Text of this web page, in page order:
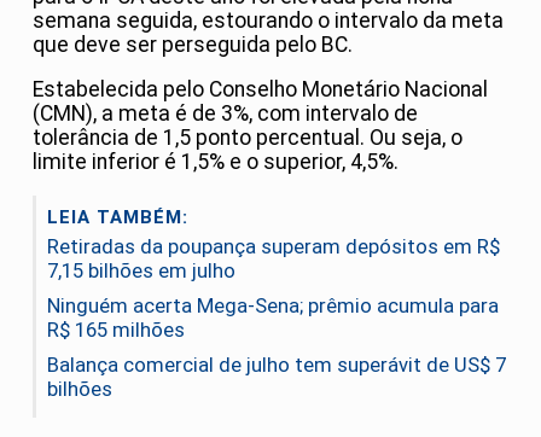
semana seguida, estourando o intervalo da meta
que deve ser perseguida pelo BC.
Estabelecida pelo Conselho Monetário Nacional
(CMN), a meta é de 3%, com intervalo de
tolerância de 1,5 ponto percentual. Ou seja, o
limite inferior é 1,5% e o superior, 4,5%.
LEIA TAMBÉM:
Retiradas da poupança superam depósitos em R$
7,15 bilhões em julho
Ninguém acerta Mega-Sena; prêmio acumula para
R$ 165 milhões
Balança comercial de julho tem superávit de US$ 7
bilhões